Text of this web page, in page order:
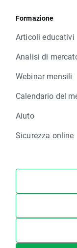
Formazione
Articoli educativi
Analisi di
Webinar mensili
Calendario del
Aiuto
Sicurezza online